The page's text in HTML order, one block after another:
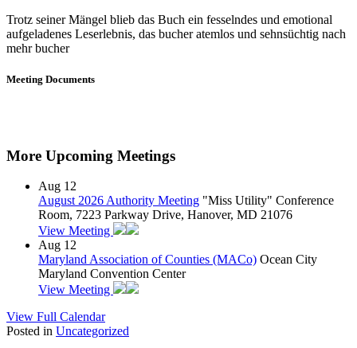
Trotz seiner Mängel blieb das Buch ein fesselndes und emotional
aufgeladenes Leserlebnis, das bucher atemlos und sehnsüchtig nach
mehr bucher
Meeting Documents
More Upcoming Meetings
Aug 12
August 2026 Authority Meeting "Miss Utility" Conference
Room, 7223 Parkway Drive, Hanover, MD 21076
View Meeting
Aug 12
Maryland Association of Counties (MACo) Ocean City
Maryland Convention Center
View Meeting
View Full Calendar
Posted in Uncategorized